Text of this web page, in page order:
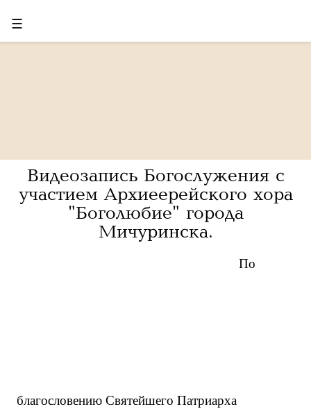
☰
Видеозапись Богослужения с
участием Архиеерейского хора
"Боголюбие" города
Мичуринска.
По
благословению Святейшего Патриарха